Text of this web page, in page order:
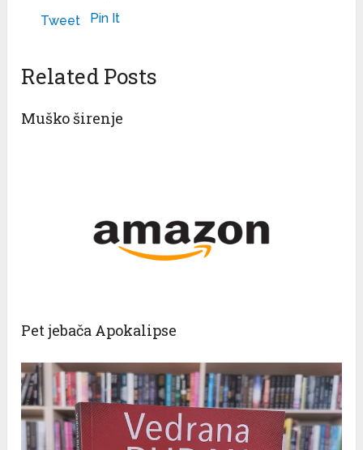
Tweet
Pin It
Related Posts
Muško širenje
Pet jebača Apokalipse